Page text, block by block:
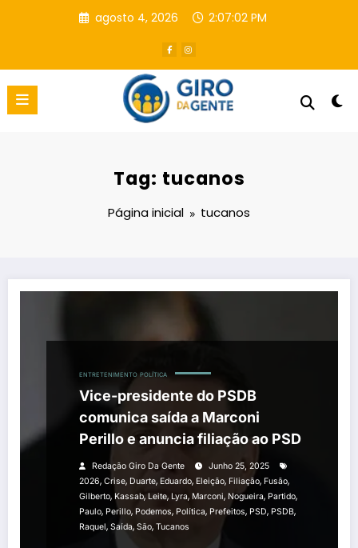
agosto 4, 2026 2:07:03 PM
Tag: tucanos
Página inicial tucanos
ENTRETENIMENTO POLÍTICA
Vice-presidente do PSDB
comunica saída a Marconi
Perillo e anuncia filiação ao PSD
Redação Giro Da Gente
Junho 25, 2025
2026, Crise, Duarte, Eduardo, Eleição, Filiação, Fusão,
Gilberto, Kassab, Leite, Lyra, Marconi, Nogueira, Partido,
Paulo, Perillo, Podemos, Política, Prefeitos, PSD, PSDB,
Raquel, Saída, São, Tucanos